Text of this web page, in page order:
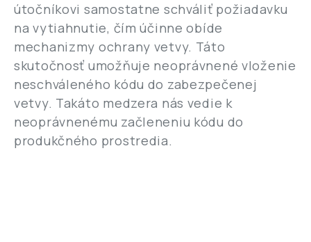
útočníkovi samostatne schváliť požiadavku
na vytiahnutie, čím účinne obíde
mechanizmy ochrany vetvy. Táto
skutočnosť umožňuje neoprávnené vloženie
neschváleného kódu do zabezpečenej
vetvy. Takáto medzera nás vedie k
neoprávnenému začleneniu kódu do
produkčného prostredia.